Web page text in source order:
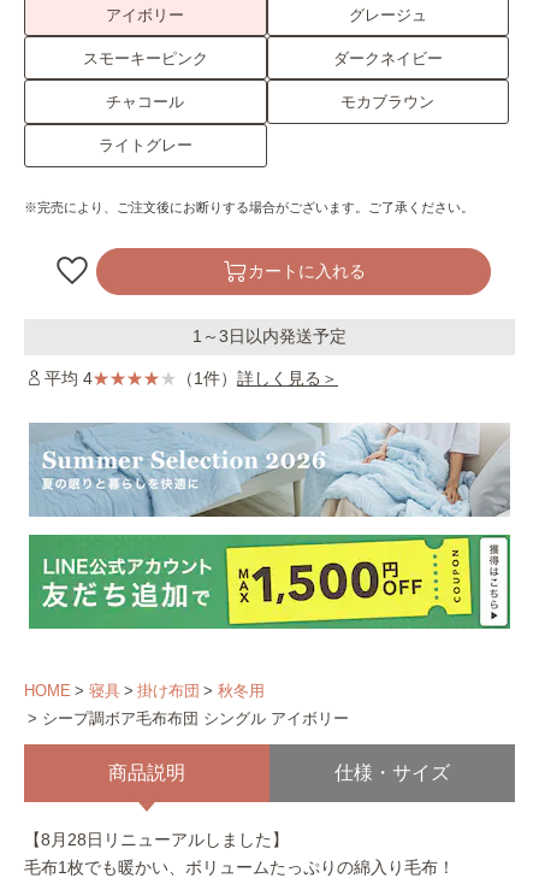
アイボリー グレージュ
スモーキーピンク ダークネイビー
チャコール モカブラウン
ライトグレー
※完売により、ご注文後にお断りする場合がございます。ご了承ください。
カートに入れる
1～3日以内発送予定
平均 4 （1件） 詳しく見る＞
HOME 寝具 掛け布団
秋冬用
シープ調ボア毛布布団 シングル アイボリー
商品説明 仕様・サイズ
【8月28日リニューアルしました】
毛布1枚でも暖かい、ボリュームたっぷりの綿入り毛布！